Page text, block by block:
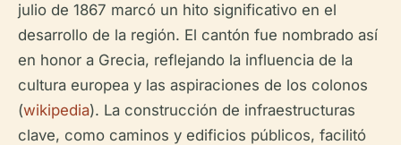
julio de 1867 marcó un hito significativo en el
desarrollo de la región. El cantón fue nombrado así
en honor a Grecia, reflejando la influencia de la
cultura europea y las aspiraciones de los colonos
(wikipedia). La construcción de infraestructuras
clave, como caminos y edificios públicos, facilitó